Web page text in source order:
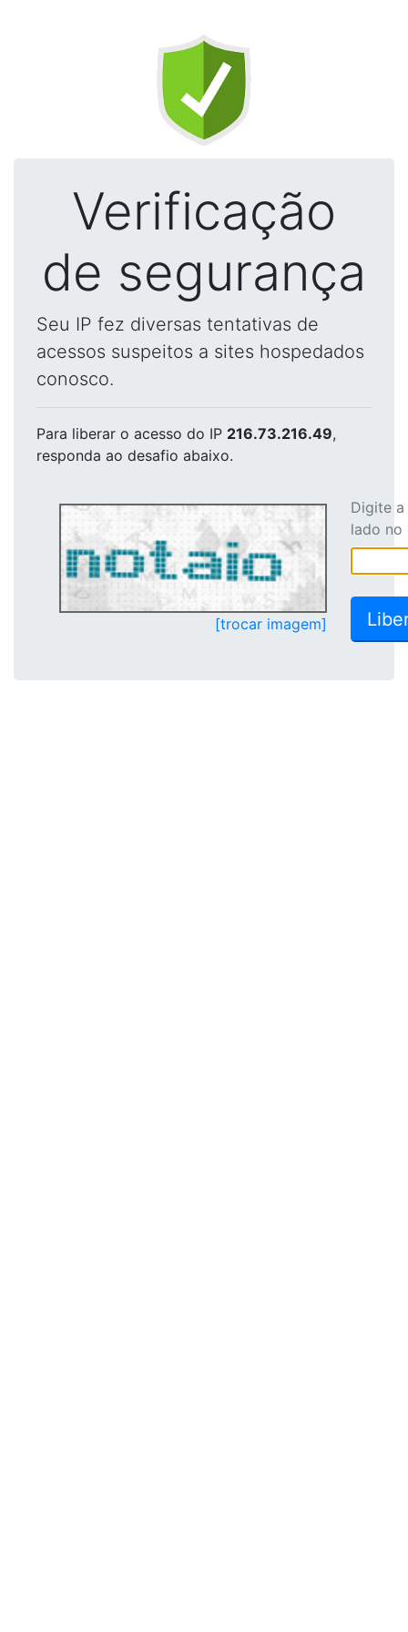
Verificação
de segurança
Seu IP fez diversas tentativas de
acessos suspeitos a sites hospedados
conosco.
Para liberar o acesso do IP 216.73.216.49,
responda ao desafio abaixo.
[trocar imagem]
Digite
lado no